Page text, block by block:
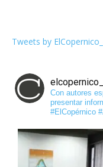
Tweets by
Con autores
presentar
#ElCopérnico